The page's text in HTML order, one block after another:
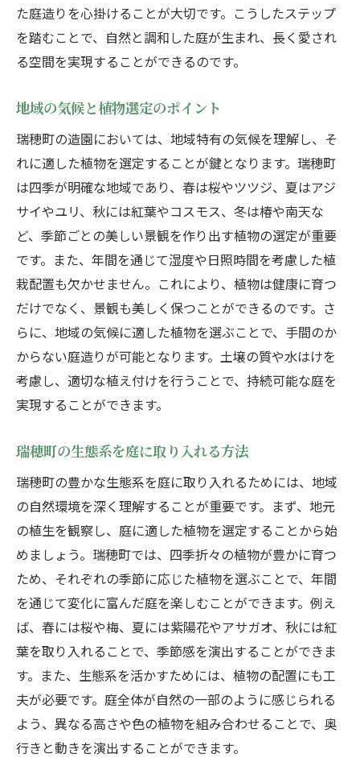
植物の配置で変わる庭の印象
季節ごとの植物の変化を楽しむ方法
土壌に合わせた植物の選び方
ント
自然の地形を活かした庭作りの秘訣
視覚効果を高める配置技術
地元の素材を使った庭の演出方法
自然と人工物の調和を図るデザイン
庭に溶け込むナチュラルな動線作り
季節ごとの光と影を楽しむ
造園のプロが教える瑞穂町で理想の庭を実現す
る方法
プロの視点から見た造園計画の立て方
効果的な造園プロジェクトの進め方
地域に根ざした庭師の選び方
予算内で理想を実現するテクニック
施工後のメンテナンスのコツ
造園における失敗を避けるポイント
瑞穂町の造園で自然と調和した空間を作る秘訣
自然素材を用いた庭のデザイン
自然との共生を意識したゾーニング
環境に優しい庭作りのための選択肢
地域の自然音を活かした庭の設計
エコロジカルな庭を目指すための工夫
庭での自然体験を強化する方法
瑞穂町の魅力を庭に反映するための造園技術
地元の風景を取り入れる造園方法
た庭造りを心掛けることが大切です。こうしたステップ
を踏むことで、自然と調和した庭が生まれ、長く愛され
る空間を実現することができるのです。
地域の気候と植物選定のポイント
瑞穂町の造園においては、地域特有の気候を理解し、そ
れに適した植物を選定することが鍵となります。瑞穂町
は四季が明確な地域であり、春は桜やツツジ、夏はアジ
サイやユリ、秋には紅葉やコスモス、冬は椿や南天な
ど、季節ごとの美しい景観を作り出す植物の選定が重要
です。また、年間を通じて湿度や日照時間を考慮した植
栽配置も欠かせません。これにより、植物は健康に育つ
だけでなく、景観も美しく保つことができるのです。さ
らに、地域の気候に適した植物を選ぶことで、手間のか
からない庭造りが可能となります。土壌の質や水はけを
考慮し、適切な植え付けを行うことで、持続可能な庭を
実現することができます。
瑞穂町の生態系を庭に取り入れる方法
瑞穂町の豊かな生態系を庭に取り入れるためには、地域
の自然環境を深く理解することが重要です。まず、地元
の植生を観察し、庭に適した植物を選定することから始
めましょう。瑞穂町では、四季折々の植物が豊かに育つ
ため、それぞれの季節に応じた植物を選ぶことで、年間
を通じて変化に富んだ庭を楽しむことができます。例え
ば、春には桜や梅、夏には紫陽花やアサガオ、秋には紅
葉を取り入れることで、季節感を演出することができま
す。また、生態系を活かすためには、植物の配置にも工
夫が必要です。庭全体が自然の一部のように感じられる
よう、異なる高さや色の植物を組み合わせることで、奥
行きと動きを演出することができます。